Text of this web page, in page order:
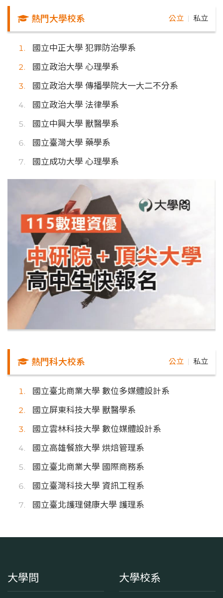
熱門大學校系 公立 私立
國立中正大學 犯罪防治學系
國立政治大學 心理學系
國立政治大學 傳播學院大一大二不分系
國立政治大學 法律學系
國立中興大學 獸醫學系
國立臺灣大學 藥學系
國立成功大學 心理學系
熱門科大校系 公立 私立
國立臺北商業大學 數位多媒體設計系
國立屏東科技大學 獸醫學系
國立雲林科技大學 數位媒體設計系
國立高雄餐旅大學 烘焙管理系
國立臺北商業大學 國際商務系
國立臺灣科技大學 資訊工程系
國立臺北護理健康大學 護理系
大學問 大學校系